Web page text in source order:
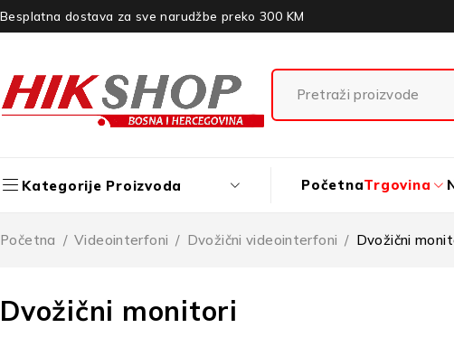
Besplatna dostava za sve narudžbe preko 300 KM
Kategorije Proizvoda PočetnaTrgovina
Dvožični monitori
Početna / Videointerfoni / Dvožični videointerfoni / Dvožični